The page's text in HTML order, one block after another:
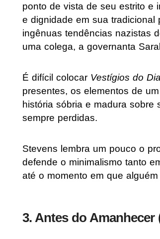
ponto de vista de seu estrito e
e dignidade em sua
ingênuas tendências nazistas
uma colega, a governanta
É difícil colocar Vestígios do Dia
presentes, os elementos de
história sóbria e madura sobre
sempre perdidas.
Stevens lembra um pouco o
defende o minimalismo tanto
até o momento em que
3. Antes do Amanhecer